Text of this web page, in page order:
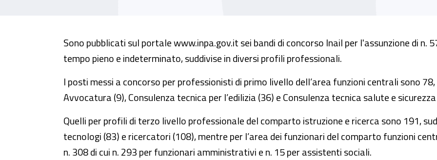
Sono pubblicati sul portale www.inpa.gov.it sei bandi di concorso Inail per l'assunzione di n.
tempo pieno e indeterminato, suddivise in diversi profili professionali.
I posti messi a concorso per professionisti di primo livello dell’area funzioni centrali sono
Avvocatura (9), Consulenza tecnica per l’edilizia (36) e Consulenza tecnica salute e
Quelli per profili di terzo livello professionale del comparto istruzione e ricerca sono 191,
tecnologi (83) e ricercatori (108), mentre per l’area dei funzionari del comparto funzioni
n. 308 di cui n. 293 per funzionari amministrativi e n. 15 per assistenti sociali.